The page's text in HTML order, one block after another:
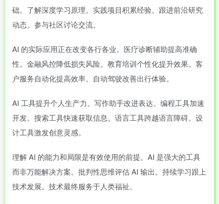
础。了解深度学习原理。实践项目积累经验。跟进前沿研究
动态。参与社区讨论交流。
AI 的实际应用正在改变各行各业。医疗诊断辅助提高准确
性。金融风控降低损失风险。教育培训个性化提升效果。客
户服务自动化提高效率。自动驾驶改善出行体验。
AI 工具提升个人生产力。写作助手改进表达。编程工具加速
开发。搜索工具快速获取信息。语言工具跨越语言障碍。设
计工具激发创意灵感。
理解 AI 的能力和局限是有效使用的前提。AI 是强大的工具
而非万能解决方案。批判性思维评估 AI 输出。持续学习跟上
技术发展。技术最终服务于人类福祉。